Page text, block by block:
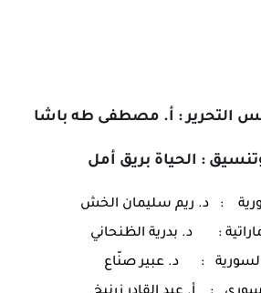
التحرير : أ. مصطفى طه باشا
: الحياة بريق أمل
: د. ريم سليمان الخش
: د. بدرية الظنحاني
السورية : د. عبير صنّاع